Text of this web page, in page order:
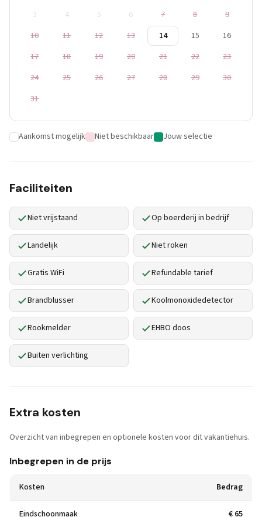
3
4 5 6 7 8
9
10
11 12 13 14 15
16
17
18 19 20 21 22
23
24
25 26 27 28 29
30
31
Aankomst mogelijk Niet beschikbaar Jouw selectie
Faciliteiten
Niet vrijstaand Op boerderij in bedrijf
Landelijk Niet roken
Gratis WiFi Refundable tarief
Brandblusser Koolmonoxidedetector
Rookmelder EHBO doos
Buiten verlichting
Extra kosten
Overzicht van inbegrepen en optionele kosten voor dit vakantiehuis.
Inbegrepen in de prijs
Kosten Bedrag
Eindschoonmaak € 65